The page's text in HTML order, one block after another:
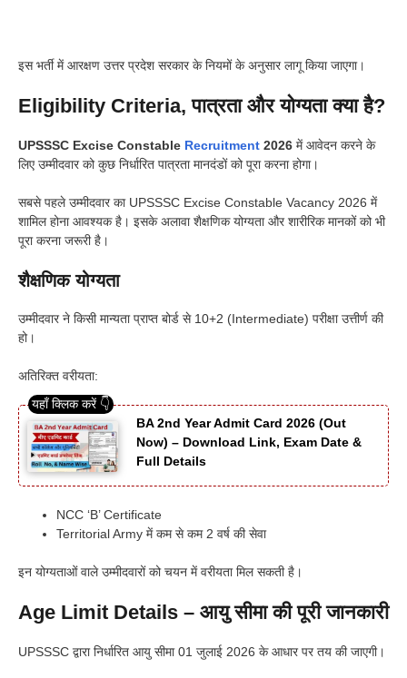
इस भर्ती में आरक्षण उत्तर प्रदेश सरकार के नियमों के अनुसार लागू किया जाएगा।
Eligibility Criteria, पात्रता और योग्यता क्या है?
UPSSSC Excise Constable Recruitment 2026 में आवेदन करने के
लिए उम्मीदवार को कुछ निर्धारित पात्रता मानदंडों को पूरा करना होगा।
सबसे पहले उम्मीदवार का UPSSSC Excise Constable Vacancy 2026 में
शामिल होना आवश्यक है। इसके अलावा शैक्षणिक योग्यता और शारीरिक मानकों को भी
पूरा करना जरूरी है।
शैक्षणिक योग्यता
उम्मीदवार ने किसी मान्यता प्राप्त बोर्ड से 10+2 (Intermediate) परीक्षा उत्तीर्ण की
हो।
अतिरिक्त वरीयता:
BA 2nd Year Admit Card 2026 (Out
Now) – Download Link, Exam Date &
Full Details
NCC ‘B’ Certificate
Territorial Army में कम से कम 2 वर्ष की सेवा
इन योग्यताओं वाले उम्मीदवारों को चयन में वरीयता मिल सकती है।
Age Limit Details – आयु सीमा की पूरी जानकारी
UPSSSC द्वारा निर्धारित आयु सीमा 01 जुलाई 2026 के आधार पर तय की जाएगी।